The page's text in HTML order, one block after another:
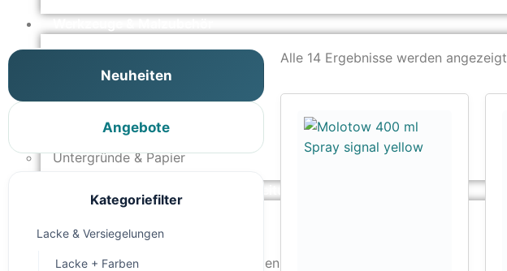
Pinstriping & Linienführung
Modellbau-Zubehör
Untergründe & Papier
Oberflächenvorbereitung & Bearbeitung
Schleif- & Poliermittel
Sandstrahlen & Spezialbehandlungen
Neuheiten
Angebote
Kategoriefilter
Lacke & Versiegelungen
Lacke + Farben
Alle 14 Ergebnisse werden angezeigt